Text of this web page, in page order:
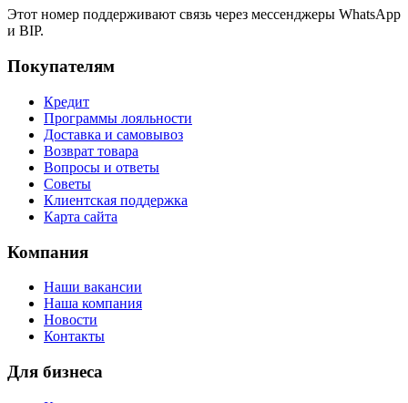
Этот номер поддерживают связь через мессенджеры WhatsApp
и BIP.
Покупателям
Кредит
Программы лояльности
Доставка и самовывоз
Возврат товара
Вопросы и ответы
Советы
Клиентская поддержка
Карта сайта
Компания
Наши вакансии
Наша компания
Новости
Контакты
Для бизнеса